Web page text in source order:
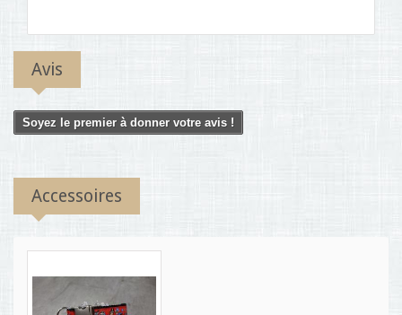
Avis
Soyez le premier à donner votre avis !
Accessoires